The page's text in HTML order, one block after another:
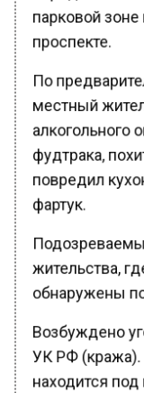
парковой
проспекте.
По
местный
алкогольного
фудтрака,
повредил
фартук.
жительства,
обнаружены
Возбуждено
УК РФ
находится